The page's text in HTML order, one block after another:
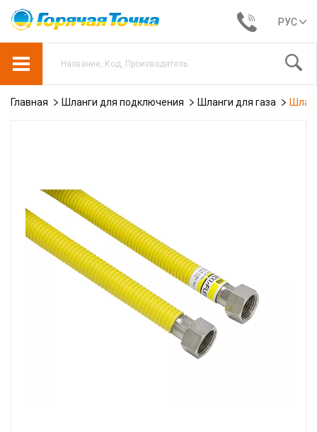
РУС
Главная Шланги для подключения Шланги для газа